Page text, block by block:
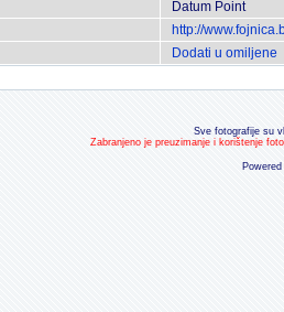
Datum Point
http://
Dodati u omiljene
Sve fotografije su
Zabranjeno je preuzimanje i korištenje